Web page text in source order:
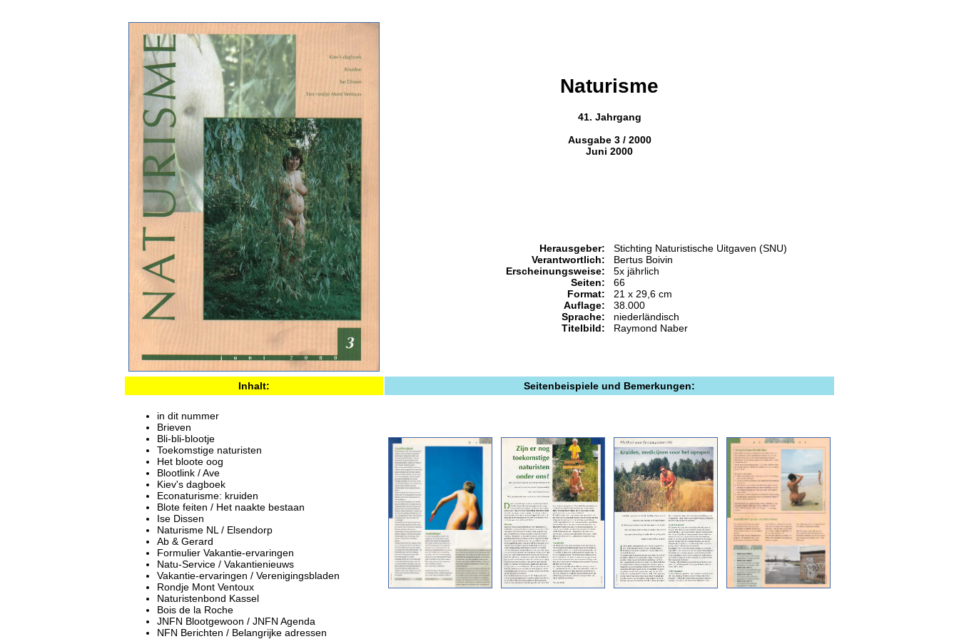
Naturisme
41. Jahrgang
Ausgabe 3 / 2000
Juni 2000
Herausgeber:
Verantwortlich:
Erscheinungsweise:
Seiten:
Format:
Auflage:
Sprache:
Titelbild:
Stichting Naturistische Uitgaven (SNU)
Bertus Boivin
5x jährlich
66
21 x 29,6 cm
38.000
niederländisch
Raymond Naber
Inhalt: Seitenbeispiele und Bemerkungen:
in dit nummer
Brieven
Bli-bli-blootje
Toekomstige naturisten
Het bloote oog
Blootlink / Ave
Kiev's dagboek
Econaturisme: kruiden
Blote feiten / Het naakte bestaan
Ise Dissen
Naturisme NL / Elsendorp
Ab & Gerard
Formulier Vakantie-ervaringen
Natu-Service / Vakantienieuws
Vakantie-ervaringen / Verenigingsbladen
Rondje Mont Ventoux
Naturistenbond Kassel
Bois de la Roche
JNFN Blootgewoon / JNFN Agenda
NFN Berichten / Belangrijke adressen